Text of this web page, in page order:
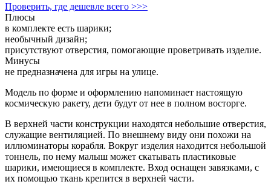
Проверить, где дешевле всего >>>
Плюсы
в комплекте есть шарики;
необычный дизайн;
присутствуют отверстия, помогающие проветривать изделие.
Минусы
не предназначена для игры на улице.
Модель по форме и оформлению напоминает настоящую
космическую ракету, дети будут от нее в полном восторге.
В верхней части конструкции находятся небольшие отверстия,
служащие вентиляцией. По внешнему виду они похожи на
иллюминаторы корабля. Вокруг изделия находится небольшой
тоннель, по нему малыш может скатывать пластиковые
шарики, имеющиеся в комплекте. Вход оснащен завязками, с
их помощью ткань крепится в верхней части.